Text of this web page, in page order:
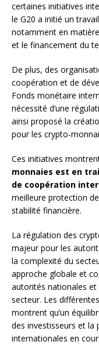
certaines initiatives
le G20 a initié un
notamment en
et le financement du
De plus, des
coopération et de
Fonds monétaire
nécessité d’une
ainsi proposé la
pour les crypto-
Ces initiatives
monnaies est en
de coopération
meilleure protection
stabilité financière.
La régulation des
majeur pour les
la complexité du
approche globale et
autorités nationales et
secteur. Les
montrent qu’un
des investisseurs et la
internationales en